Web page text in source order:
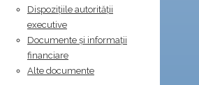
Dispozițiile autorității
executive
Documente și informații
financiare
Alte documente